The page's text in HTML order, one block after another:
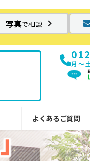
写真で相談
月〜
よくあるご質問